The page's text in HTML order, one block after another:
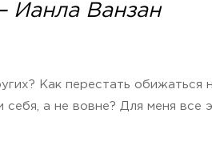
Ианла Ванзан
Как перестать обижаться
себя, а не вовне? Для меня все